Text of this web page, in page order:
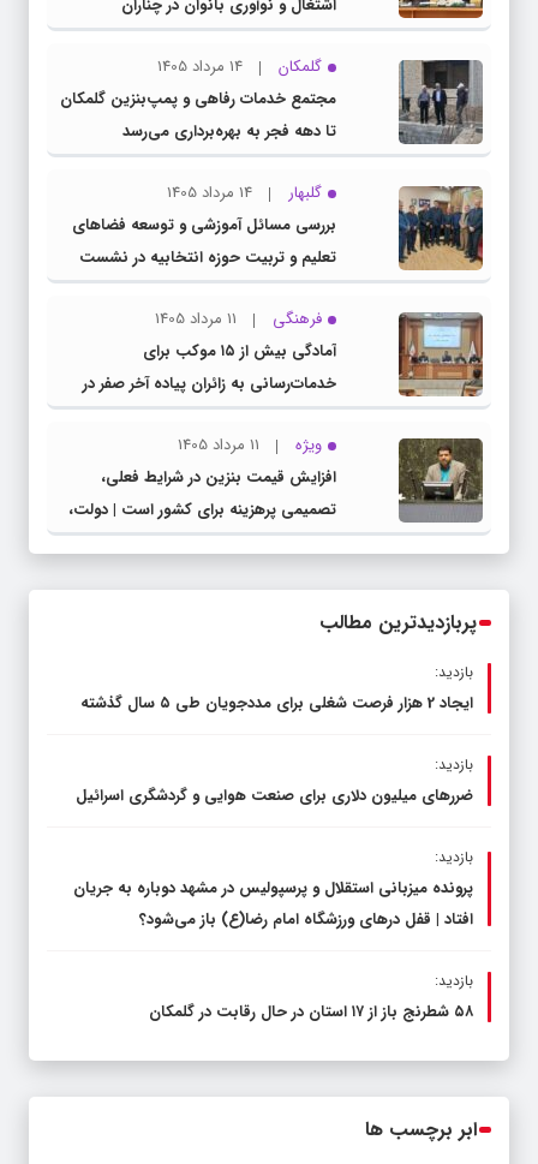
اشتغال و نوآوری بانوان در چناران
گلمکان
14 مرداد 1405
مجتمع خدمات رفاهی و پمپ‌بنزین گلمکان
تا دهه فجر به بهره‌برداری می‌رسد
گلبهار
14 مرداد 1405
بررسی مسائل آموزشی و توسعه فضاهای
تعلیم و تربیت حوزه انتخابیه در نشست
مشترک عضو کمیسیون آموزش مجلس با
مدیرکل آموزش و پرورش خراسان رضوی
فرهنگی
11 مرداد 1405
آمادگی بیش از ۱۵ موکب برای
خدمات‌رسانی به زائران پیاده آخر صفر در
شهرستان چناران
ویژه
11 مرداد 1405
افزایش قیمت بنزین در شرایط فعلی،
تصمیمی پرهزینه برای کشور است | دولت،
قاچاق سوخت و عوامل اصلی ناترازی را
پربازدیدترین مطالب
بازدید:
ایجاد 2 هزار فرصت شغلی برای مددجویان طی ۵ سال گذشته
بازدید:
ضررهای میلیون دلاری برای صنعت هوایی و گردشگری اسرائیل
بازدید:
پرونده میزبانی استقلال و پرسپولیس در مشهد دوباره به جریان
افتاد | قفل در‌های ورزشگاه امام رضا(ع) باز می‌شود؟
بازدید:
۵۸ شطرنج‌ باز از ۱۷ استان در حال رقابت در گلمکان
ابر برچسب ها